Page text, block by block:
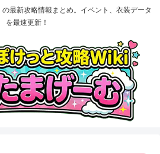
最新攻略情報まとめ。イベント、衣装データ
を最速更新！